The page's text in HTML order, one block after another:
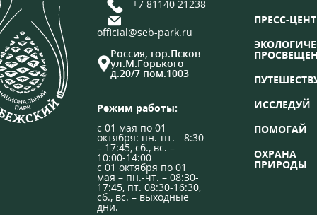
+7 81140 21238
official@seb-park.ru
Россия, гор.Псков
ул.М.Горького
д.20/7 пом.1003
Режим работы:
с 01 мая по 01
октября: пн.-пт. - 8:30
– 17:45, сб., вс. –
10:00-14:00
с 01 октября по 01
мая – пн.-чт. – 08:30-
17:45, пт. 08:30-16:30,
сб., вс. – выходные
дни.
ПРЕСС-
ИССЛЕДУЙ
ПОМОГАЙ
ОХРАНА
ПРИРОДЫ